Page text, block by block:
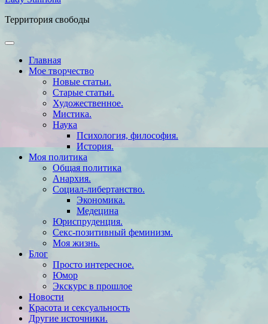
Территория свободы
Главная
Мое творчество
Новые статьи.
Старые статьи.
Художественное.
Мистика.
Наука
Психология, философия.
История.
Моя политика
Общая политика
Анархия.
Социал-либертанство.
Экономика.
Медецина
Юриспруденция.
Секс-позитивный феминизм.
Моя жизнь.
Блог
Просто интересное.
Юмор
Экскурс в прошлое
Новости
Красота и сексуальность
Другие источники.